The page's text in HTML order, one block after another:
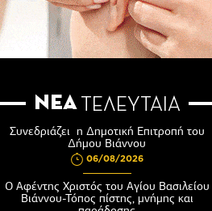
ΝΕΑ ΤΕΛΕΥΤΑΙΑ
Συνεδριάζει η Δημοτική Επιτροπή του
Δήμου Βιάννου
06/08/2026
Ο Αφέντης Χριστός του Αγίου Βασιλείου
Βιάννου-Τόπος πίστης, μνήμης και